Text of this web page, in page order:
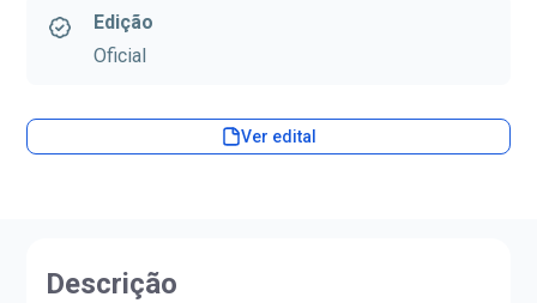
Edição
Oficial
Ver edital
Descrição